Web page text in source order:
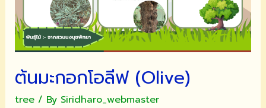
ต้นมะกอกโอลีฟ (Olive)
tree/ By Siridharo_webmaster